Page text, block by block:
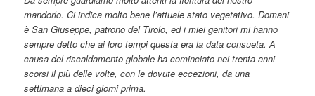
mandorlo. Ci indica molto bene l’attuale stato vegetativo. Domani
è San Giuseppe, patrono del Tirolo, ed i miei genitori mi hanno
sempre detto che ai loro tempi questa era la data consueta. A
causa del riscaldamento globale ha cominciato nei trenta anni
scorsi il più delle volte, con le dovute eccezioni, da una
settimana a dieci giorni prima.